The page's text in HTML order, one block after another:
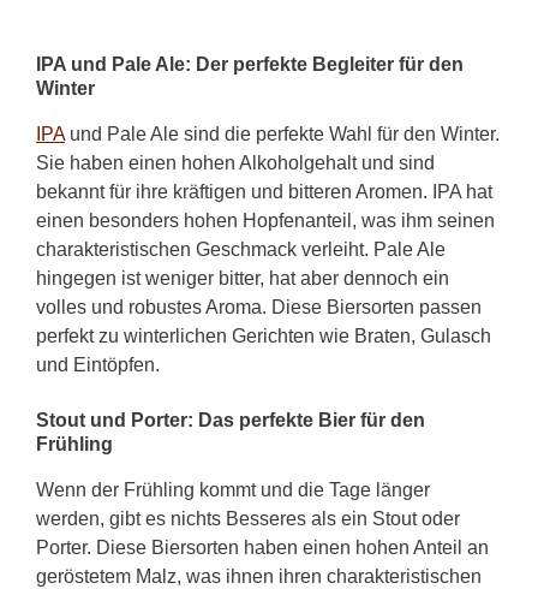
IPA und Pale Ale: Der perfekte Begleiter für den
Winter
IPAund Pale Ale sind die perfekte Wahl für den Winter.
Sie haben einen hohen Alkoholgehalt und sind
bekannt für ihre kräftigen und bitteren Aromen. IPA hat
einen besonders hohen Hopfenanteil, was ihm seinen
charakteristischen Geschmack verleiht. Pale Ale
hingegen ist weniger bitter, hat aber dennoch ein
volles und robustes Aroma. Diese Biersorten passen
perfekt zu winterlichen Gerichten wie Braten, Gulasch
und Eintöpfen.
Stout und Porter: Das perfekte Bier für den
Frühling
Wenn der Frühling kommt und die Tage länger
werden, gibt es nichts Besseres als ein Stout oder
Porter. Diese Biersorten haben einen hohen Anteil an
geröstetem Malz, was ihnen ihren charakteristischen